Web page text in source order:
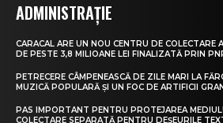
ADMINISTRAȚIE
CARACAL ARE UN NOU CENTRU DE COLECTARE
DE PESTE 3,8 MILIOANE LEI FINALIZATĂ PRIN
PETRECERE CÂMPENEASCĂ DE ZILE MARI LA
MUZICĂ POPULARĂ ȘI UN FOC DE ARTIFICII
PAS IMPORTANT PENTRU PROTEJAREA
COLECTARE SEPARATĂ PENTRU DEȘEURILE